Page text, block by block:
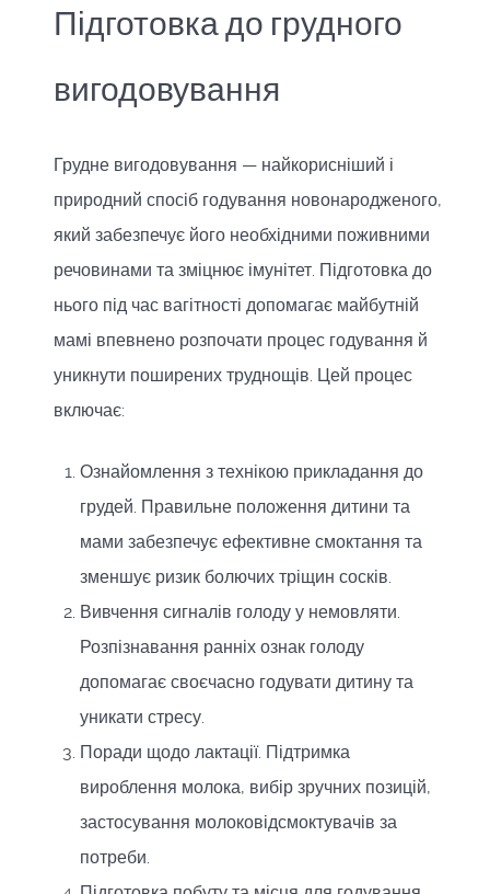
Підготовка до грудного
вигодовування
Грудне вигодовування — найкорисніший і
природний спосіб годування новонародженого,
який забезпечує його необхідними поживними
речовинами та зміцнює імунітет. Підготовка до
нього під час вагітності допомагає майбутній
мамі впевнено розпочати процес годування й
уникнути поширених труднощів. Цей процес
включає:
Ознайомлення з технікою прикладання до
грудей. Правильне положення дитини та
мами забезпечує ефективне смоктання та
зменшує ризик болючих тріщин сосків.
Вивчення сигналів голоду у немовляти.
Розпізнавання ранніх ознак голоду
допомагає своєчасно годувати дитину та
уникати стресу.
Поради щодо лактації. Підтримка
вироблення молока, вибір зручних позицій,
застосування молоковідсмоктувачів за
потреби.